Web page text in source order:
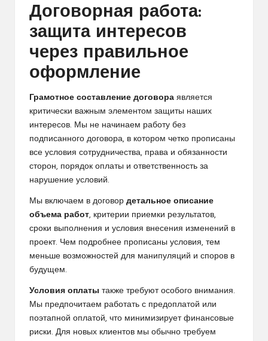
Договорная работа:
защита интересов
через правильное
оформление
Грамотное составление договора является
критически важным элементом защиты наших
интересов. Мы не начинаем работу без
подписанного договора, в котором четко прописаны
все условия сотрудничества, права и обязанности
сторон, порядок оплаты и ответственность за
нарушение условий.
Мы включаем в договор детальное описание
объема работ, критерии приемки результатов,
сроки выполнения и условия внесения изменений в
проект. Чем подробнее прописаны условия, тем
меньше возможностей для манипуляций и споров в
будущем.
Условия оплаты также требуют особого внимания.
Мы предпочитаем работать с предоплатой или
поэтапной оплатой, что минимизирует финансовые
риски. Для новых клиентов мы обычно требуем